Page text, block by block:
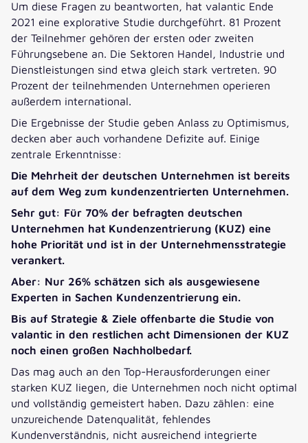
Um diese Fragen zu beantworten, hat valantic Ende
2021 eine explorative Studie durchgeführt. 81 Prozent
der Teilnehmer gehören der ersten oder zweiten
Führungsebene an. Die Sektoren Handel, Industrie und
Dienstleistungen sind etwa gleich stark vertreten. 90
Prozent der teilnehmenden Unternehmen operieren
außerdem international.
Die Ergebnisse der Studie geben Anlass zu Optimismus,
decken aber auch vorhandene Defizite auf. Einige
zentrale Erkenntnisse:
Die Mehrheit der deutschen Unternehmen ist bereits
auf dem Weg zum kundenzentrierten Unternehmen.
Sehr gut: Für 70% der befragten deutschen
Unternehmen hat Kundenzentrierung (KUZ) eine
hohe Priorität und ist in der Unternehmensstrategie
verankert.
Aber: Nur 26% schätzen sich als ausgewiesene
Experten in Sachen Kundenzentrierung ein.
Bis auf Strategie & Ziele offenbarte die Studie von
valantic in den restlichen acht Dimensionen der KUZ
noch einen großen Nachholbedarf.
Das mag auch an den Top-Herausforderungen einer
starken KUZ liegen, die Unternehmen noch nicht optimal
und vollständig gemeistert haben. Dazu zählen: eine
unzureichende Datenqualität, fehlendes
Kundenverständnis, nicht ausreichend integrierte